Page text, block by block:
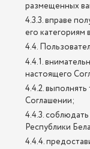
размещенных
4.3.3. вправе
его категориям
4.4.
4.4.1.
настоящего
4.4.2.
Соглашении;
4.4.3.
Республики
4.4.4.